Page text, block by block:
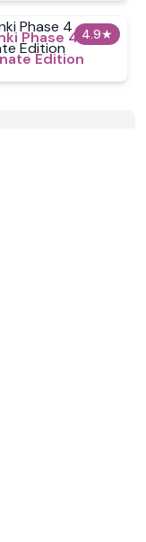
4.9★
Phase 4
Edition